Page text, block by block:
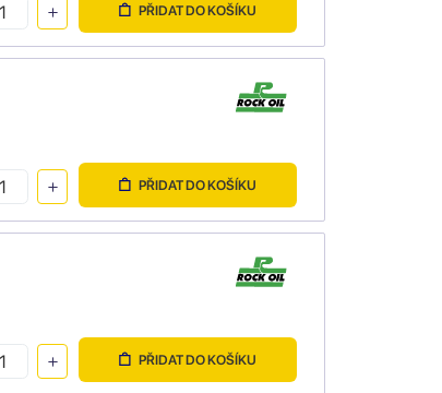
PŘIDAT DO KOŠÍKU
PŘIDAT DO KOŠÍKU
PŘIDAT DO KOŠÍKU